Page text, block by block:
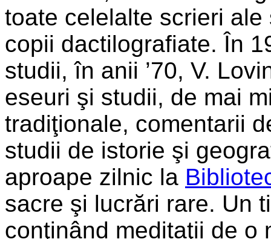
toate celelalte scrieri
copii dactilografiate. În
studii, în anii ’70, V.
eseuri şi studii, de mai
tradiţionale, comentarii
studii de istorie şi
aproape zilnic la
sacre şi lucrări rare. Un
conţinând meditaţii de o